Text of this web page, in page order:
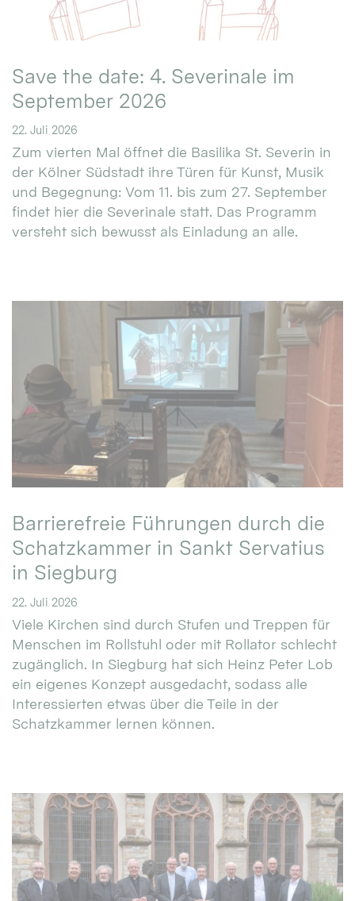
Save the date: 4. Severinale im
September 2026
22. Juli 2026
Zum vierten Mal öffnet die Basilika St. Severin in
der Kölner Südstadt ihre Türen für Kunst, Musik
und Begegnung: Vom 11. bis zum 27. September
findet hier die Severinale statt. Das Programm
versteht sich bewusst als Einladung an alle.
Barrierefreie Führungen durch die
Schatzkammer in Sankt Servatius
in Siegburg
22. Juli 2026
Viele Kirchen sind durch Stufen und Treppen für
Menschen im Rollstuhl oder mit Rollator schlecht
zugänglich. In Siegburg hat sich Heinz Peter Lob
ein eigenes Konzept ausgedacht, sodass alle
Interessierten etwas über die Teile in der
Schatzkammer lernen können.